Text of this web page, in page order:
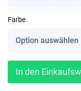
Farbe
In den